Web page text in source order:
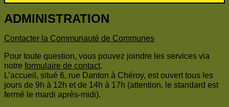
ADMINISTRATION
Contacter la Communauté de Communes
Pour toute question, vous pouvez joindre les services via
notre formulaire de contact.
L’accueil, situé 6, rue Danton à Chéroy, est ouvert tous les
jours de 9h à 12h et de 14h à 17h (attention, le standard est
fermé le mardi après-midi).